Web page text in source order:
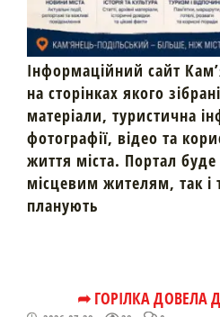
Інформаційний сайт
на сторінках якого
матеріали, туристична
фотографії, відео та
життя міста. Портал
місцевим жителям, так і
планують
➦ ГОРІЛКА ДОВЕЛА